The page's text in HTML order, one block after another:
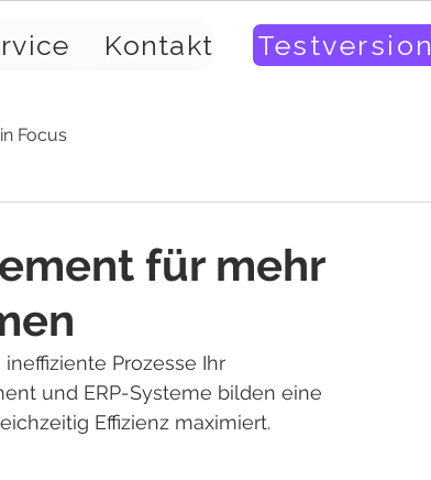
Kontakt Testversion
Focus
für mehr
Prozesse Ihr
und ERP-Systeme bilden eine
Effizienz maximiert.